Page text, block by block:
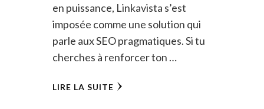
en puissance, Linkavista s’est
imposée comme une solution qui
parle aux SEO pragmatiques. Si tu
cherches à renforcer ton …
LIRE LA SUITE